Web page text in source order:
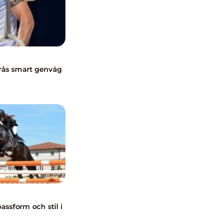
och stil i